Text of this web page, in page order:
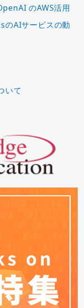
のAWS活用
AIサービスの動
いて